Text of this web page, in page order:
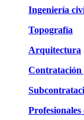
Ingeniería
Topografía
Arquitectura
Contratación